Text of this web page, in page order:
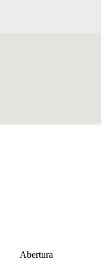
Abertura